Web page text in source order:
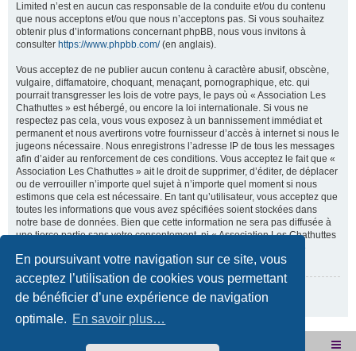
En poursuivant votre navigation sur ce site, vous
acceptez l’utilisation de cookies vous permettant
de bénéficier d’une expérience de navigation
optimale. En savoir plus…
Limited n’est en aucun cas responsable de la conduite et/ou du contenu
que nous acceptons et/ou que nous n’acceptons pas. Si vous souhaitez
obtenir plus d’informations concernant phpBB, nous vous invitons à
consulter https://www.phpbb.com/(en anglais).
Vous acceptez de ne publier aucun contenu à caractère abusif, obscène,
vulgaire, diffamatoire, choquant, menaçant, pornographique, etc. qui
pourrait transgresser les lois de votre pays, le pays où « Association Les
Chathuttes » est hébergé, ou encore la loi internationale. Si vous ne
respectez pas cela, vous vous exposez à un bannissement immédiat et
permanent et nous avertirons votre fournisseur d’accès à internet si nous le
jugeons nécessaire. Nous enregistrons l’adresse IP de tous les messages
afin d’aider au renforcement de ces conditions. Vous acceptez le fait que «
Association Les Chathuttes » ait le droit de supprimer, d’éditer, de déplacer
ou de verrouiller n’importe quel sujet à n’importe quel moment si nous
estimons que cela est nécessaire. En tant qu’utilisateur, vous acceptez que
toutes les informations que vous avez spécifiées soient stockées dans
notre base de données. Bien que cette information ne sera pas diffusée à
une tierce partie sans votre consentement, ni « Association Les Chathuttes
tentative de piratage visant à compromettre vos données.
Revenir à la page précédente
Site internet de l'association Accueil du forum